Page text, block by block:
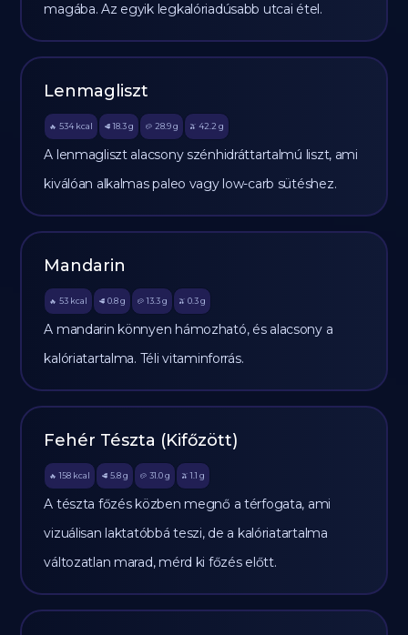
magába. Az egyik legkalóriadúsabb utcai étel.
Lenmagliszt
🔥 534 kcal 🥩 18.3 g 🥔 28.9g 🫒 42.2 g
A lenmagliszt alacsony szénhidráttartalmú liszt, ami
kiválóan alkalmas paleo vagy low-carb sütéshez.
Mandarin
🔥 53 kcal 🥩 0.8 g 🥔 13.3g 🫒 0.3 g
A mandarin könnyen hámozható, és alacsony a
kalóriatartalma. Téli vitaminforrás.
Fehér Tészta (Kifőzött)
🔥 158 kcal 🥩 5.8 g 🥔 31.0g 🫒 1.1 g
A tészta főzés közben megnő a térfogata, ami
vizuálisan laktatóbbá teszi, de a kalóriatartalma
változatlan marad, mérd ki főzés előtt.